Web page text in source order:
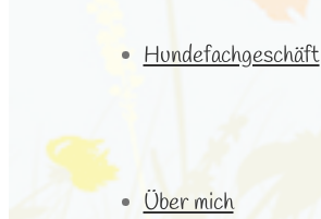
Hundefachgeschäft
Über mich